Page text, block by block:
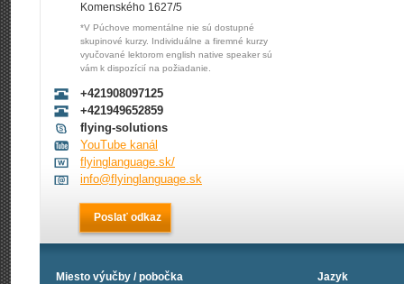
Komenského 1627/5
*V Púchove momentálne nie sú dostupné
skupinové kurzy. Individuálne a firemné kurzy
vyučované lektorom english native speaker sú
vám k dispozícií na požiadanie.
+421908097125
+421949652859
flying-solutions
YouTube kanál
flyinglanguage.sk/
info@flyinglanguage.sk
Poslať odkaz
Miesto výučby / pobočka Jazyk